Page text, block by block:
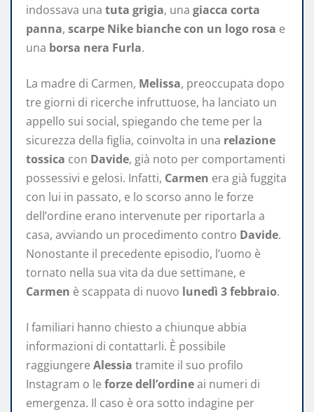
indossava una tuta grigia, una giacca corta
panna, scarpe Nike bianche con un logo rosa e
una borsa nera Furla.
La madre di Carmen, Melissa, preoccupata dopo
tre giorni di ricerche infruttuose, ha lanciato un
appello sui social, spiegando che teme per la
sicurezza della figlia, coinvolta in una relazione
tossica con Davide, già noto per comportamenti
possessivi e gelosi. Infatti, Carmen era già fuggita
con lui in passato, e lo scorso anno le forze
dell’ordine erano intervenute per riportarla a
casa, avviando un procedimento contro Davide.
Nonostante il precedente episodio, l’uomo è
tornato nella sua vita da due settimane, e
Carmen è scappata di nuovo lunedì 3 febbraio.
I familiari hanno chiesto a chiunque abbia
informazioni di contattarli. È possibile
raggiungere Alessia tramite il suo profilo
Instagram o le forze dell’ordineai numeri di
emergenza. Il caso è ora sotto indagine per